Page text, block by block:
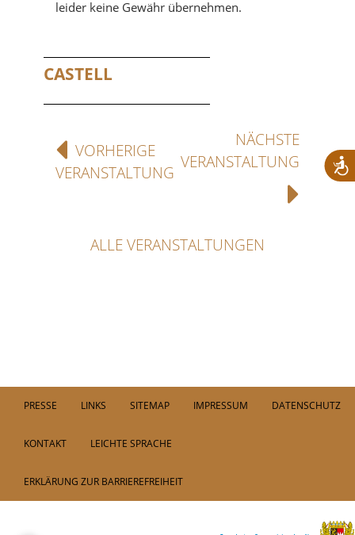
leider keine Gewähr übernehmen.
CASTELL
VORHERIGE
VERANSTALTUNG
NÄCHSTE
VERANSTALTUNG
ALLE VERANSTALTUNGEN
PRESSE LINKS SITEMAP IMPRESSUM DATENSCHUTZ
KONTAKT LEICHTE SPRACHE
ERKLÄRUNG ZUR BARRIEREFREIHEIT